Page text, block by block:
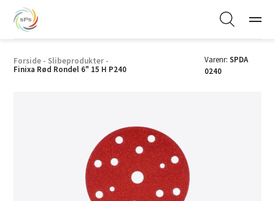
Forside - Slibeprodukter -
Finixa Rød Rondel 6" 15 H P240
Varenr: SPDA
0240